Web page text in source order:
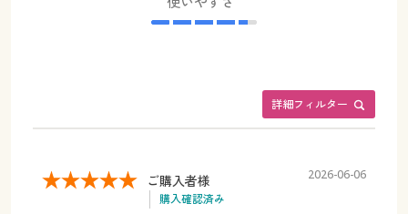
詳細フィルター
ご購入者様
購入確認済み
2026-06-06